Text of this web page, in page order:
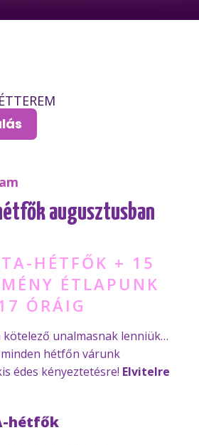
augusztusban
HÉTFŐK + 15
ÉTLAPUNK
ÓRÁIG
unalmasnak lenniük…
hétfőn várunk
édes kényeztetésre! Elvitelre
hétfők